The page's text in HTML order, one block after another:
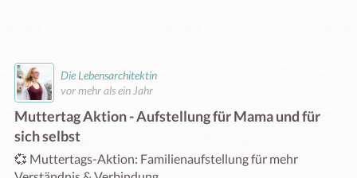
Die Lebensarchitektin
vor mehr als ein Jahr
Muttertag Aktion - Aufstellung für Mama und für
sich selbst
💞 Muttertags-Aktion: Familienaufstellung für mehr